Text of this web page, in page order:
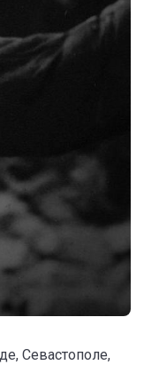
Севастополе,